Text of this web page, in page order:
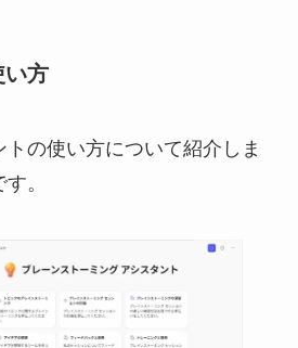
い方
の使い方について紹介しま
。